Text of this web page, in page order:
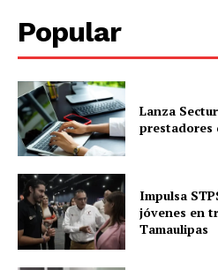
Popular
Lanza
prestadores
Impulsa
jóvenes en
Tamaulipas